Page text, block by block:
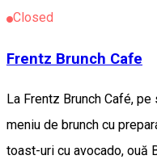
Closed
Frentz Brunch Cafe
La Frentz Brunch Café,
meniu de brunch cu
toast-uri cu avocado, ouă